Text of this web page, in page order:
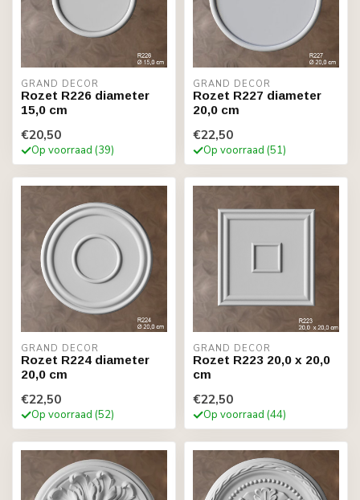
GRAND DECOR
Rozet R226 diameter
15,0 cm
€20,50
Op voorraad (39)
GRAND DECOR
Rozet R227 diameter
20,0 cm
€22,50
Op voorraad (51)
GRAND DECOR
Rozet R224 diameter
20,0 cm
€22,50
Op voorraad (52)
GRAND DECOR
Rozet R223 20,0 x 20,0
cm
€22,50
Op voorraad (44)